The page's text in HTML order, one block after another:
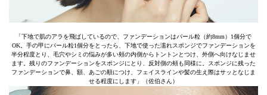
「下地で肌のアラを飛ばしているので、ファンデーションはパール粒（約8mm）1個分で
OK。手の甲にパール粒1個分をとったら、下地で使った濡れスポンジでファンデーションを
半分程度とり、毛穴やシミの悩みが多い頰の内側からトントンとつけ、外側へ向けなじませ
ます。残りのファンデーションをスポンジにとり、反対側の頰も同様に。スポンジに残った
ファンデーションで鼻、額、あごの順につけ、フェイスラインや髪の生え際はサッとなじま
せる程度にします」（佐伯さん）